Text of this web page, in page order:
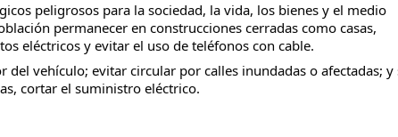
peligrosos para la sociedad, la vida, los bienes y el medio
permanecer en construcciones cerradas como casas,
eléctricos y evitar el uso de teléfonos con cable.
del vehículo; evitar circular por calles inundadas o afectadas; y
cortar el suministro eléctrico.